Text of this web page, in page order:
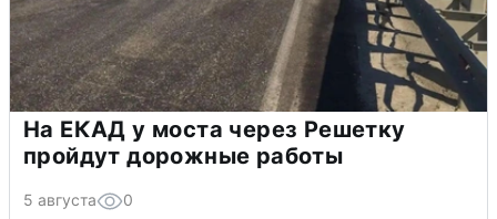
На ЕКАД у моста через Решетку
пройдут дорожные работы
5 августа 0